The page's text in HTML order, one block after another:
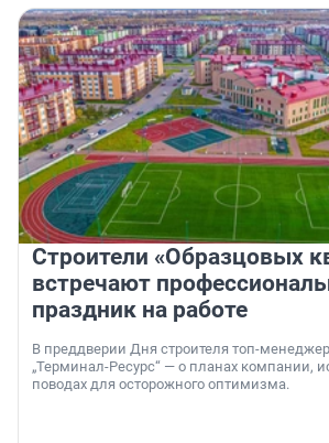
Строители «Образцовых
встречают
праздник на работе
В преддверии Дня строителя топ-
„Терминал-Ресурс“ — о планах компании,
поводах для осторожного оптимизма.